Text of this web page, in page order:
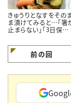
きゅうりとなすをその
ま漬けてみると…「箸
止まらない」「3日保存で
前の回